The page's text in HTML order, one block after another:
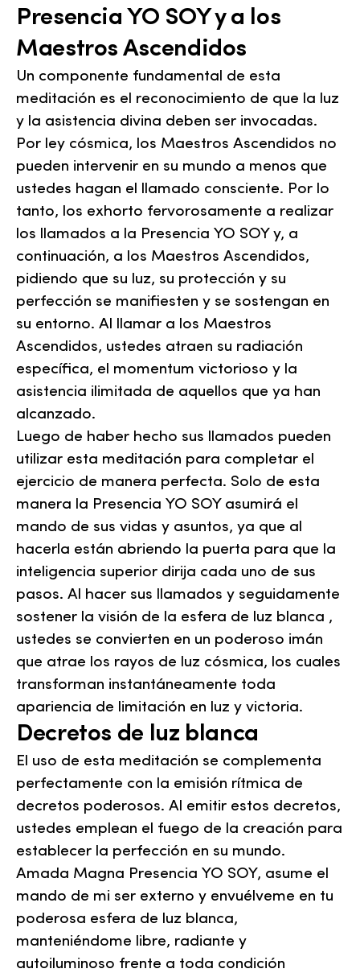
Presencia YO SOY y a los
Maestros Ascendidos
Un componente fundamental de esta
meditación es el reconocimiento de que la luz
y la asistencia divina deben ser invocadas.
Por ley cósmica, los Maestros Ascendidos no
pueden intervenir en su mundo a menos que
ustedes hagan el llamado consciente. Por lo
tanto, los exhorto fervorosamente a realizar
los llamados a la Presencia YO SOY y, a
continuación, a los Maestros Ascendidos,
pidiendo que su luz, su protección y su
perfección se manifiesten y se sostengan en
su entorno. Al llamar a los Maestros
Ascendidos, ustedes atraen su radiación
específica, el momentum victorioso y la
asistencia ilimitada de aquellos que ya han
alcanzado.
Luego de haber hecho sus llamados pueden
utilizar esta meditación para completar el
ejercicio de manera perfecta. Solo de esta
manera la Presencia YO SOY asumirá el
mando de sus vidas y asuntos, ya que al
hacerla están abriendo la puerta para que la
inteligencia superior dirija cada uno de sus
pasos. Al hacer sus llamados y seguidamente
sostener la visión de la esfera de luz blanca ,
ustedes se convierten en un poderoso imán
que atrae los rayos de luz cósmica, los cuales
transforman instantáneamente toda
apariencia de limitación en luz y victoria.
Decretos de luz blanca
El uso de esta meditación se complementa
perfectamente con la emisión rítmica de
decretos poderosos. Al emitir estos decretos,
ustedes emplean el fuego de la creación para
establecer la perfección en su mundo.
Amada Magna Presencia YO SOY, asume el
mando de mi ser externo y envuélveme en tu
poderosa esfera de luz blanca,
manteniéndome libre, radiante y
autoiluminoso frente a toda condición